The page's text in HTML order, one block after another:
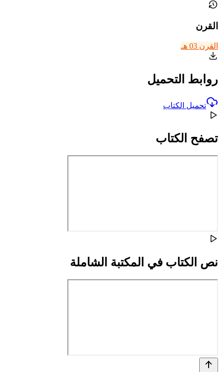
القرن
القرن 03 هـ
روابط التحميل
تحميل الكتاب
تصفح الكتاب
نص الكتاب في المكتبة الشاملة